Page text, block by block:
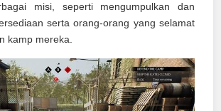
misi, seperti mengumpulkan dan
serta orang-orang yang selamat
kamp mereka.